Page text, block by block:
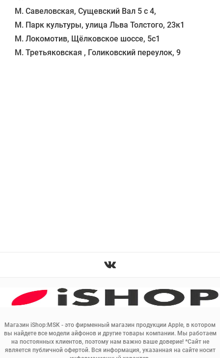
Магазин iShop:MSK - это фирменный магазин продукции Apple, в котором
вы найдете все модели айфонов и другие товары компании. Мы работаем
на постоянных клиентов, поэтому нам важно ваше доверие! *Сайт не
является публичной офертой. Вся информация, указанная на сайте носит
М. Савеловская, Сущевский Вал 5 с 4,
М. Парк культуры, улица Льва Толстого, 23к1
М. Локомотив, Щёлковское шоссе, 5с1